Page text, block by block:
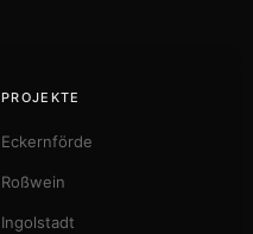
PROJEKTE
Eckernförde
Roßwein
Ingolstadt